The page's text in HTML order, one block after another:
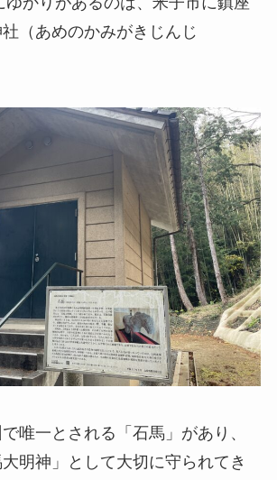
（あめのかみがきじんじ
唯一とされる「石馬」があり、
明神」として大切に守られてき